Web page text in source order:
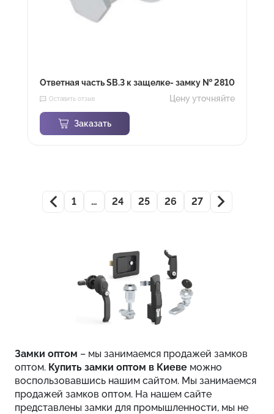
Ответная часть SB.3 к защелке- замку № 2810
Оставить отзыв Цену уточняйте
Заказать
1 … 24 25 26 27
Замки оптом – мы занимаемся продажей замков
оптом. Купить замки оптом в Киеве можно
воспользовавшись нашим сайтом. Мы занимаемся
продажей замков оптом. На нашем сайте
представлены замки для промышленности, мы не